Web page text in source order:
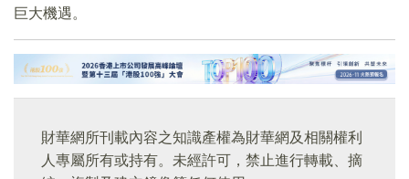
巨大機遇。
財華網所刊載內容之知識產權為財華網及相關權利
人專屬所有或持有。未經許可，禁止進行轉載、摘